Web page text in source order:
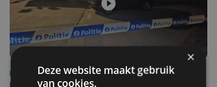
Nieuws
di 4 augustus | 09:32
×
Deze website maakt gebruik
van cookies.